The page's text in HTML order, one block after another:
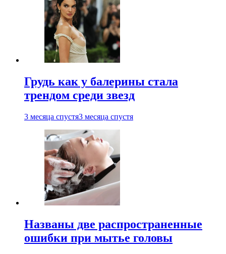
Грудь как у балерины стала
трендом среди звезд
3 месяца спустя3 месяца спустя
Названы две распространенные
ошибки при мытье головы